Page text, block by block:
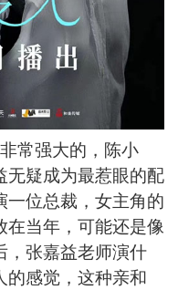
常强大的，陈小
无疑成为最惹眼的配
一位总裁，女主角的
在当年，可能还是像
，张嘉益老师演什
的感觉，这种亲和